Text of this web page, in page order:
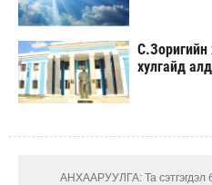
С.Зоригийн
хулгайд
АНХААРУУЛГА: Та сэтгэгдэл